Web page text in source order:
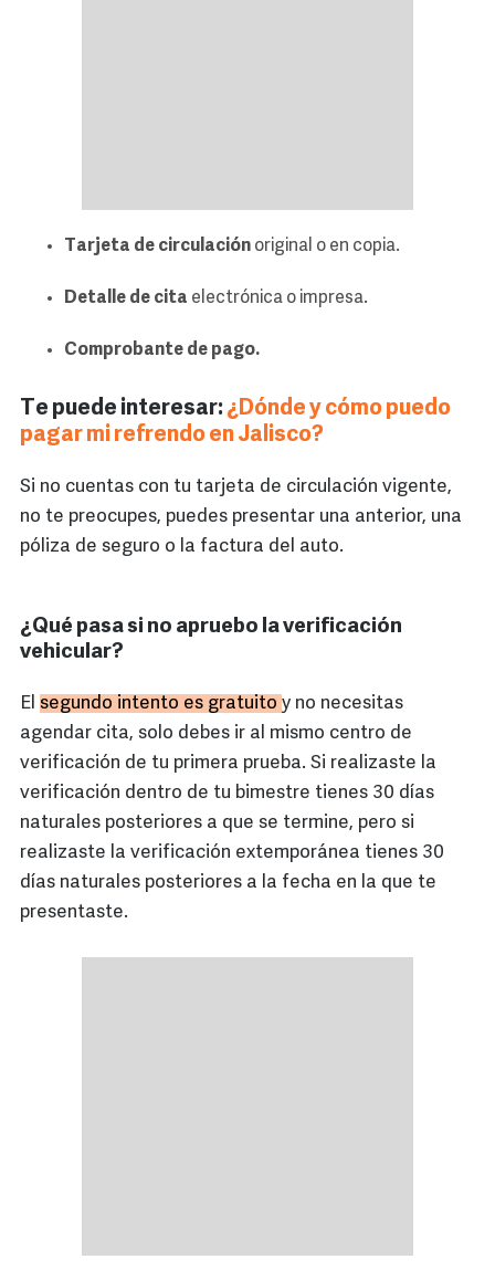
Tarjeta de circulación original o en copia.
Detalle de cita electrónica o impresa.
Comprobante de pago.
Te puede interesar: ¿Dónde y cómo puedo
pagar mi refrendo en Jalisco?
Si no cuentas con tu tarjeta de circulación vigente,
no te preocupes, puedes presentar una anterior, una
póliza de seguro o la factura del auto.
¿Qué pasa si no apruebo la verificación
vehicular?
El segundo intento es gratuito y no necesitas
agendar cita, solo debes ir al mismo centro de
verificación de tu primera prueba. Si realizaste la
verificación dentro de tu bimestre tienes 30 días
naturales posteriores a que se termine, pero si
realizaste la verificación extemporánea tienes 30
días naturales posteriores a la fecha en la que te
presentaste.